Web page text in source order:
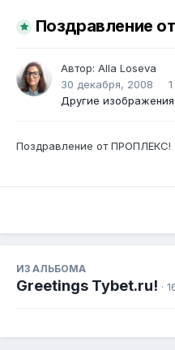
Поздравление
Автор: Alla Loseva
30 декабря, 2008
Другие
Поздравление от ПРОПЛЕКС!
ИЗ АЛЬБОМА
Greetings Tybet.ru! ·